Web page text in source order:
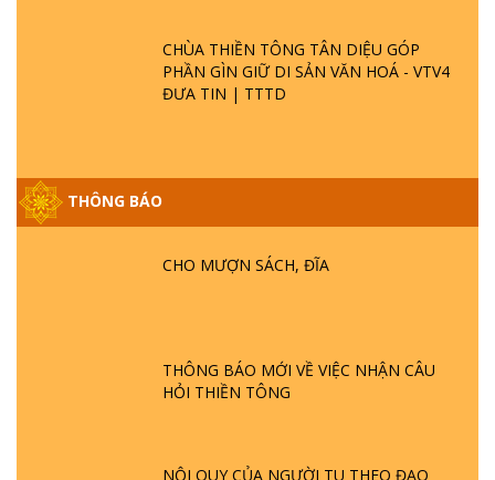
CHÙA THIỀN TÔNG TÂN DIỆU GÓP
PHẦN GÌN GIỮ DI SẢN VĂN HOÁ - VTV4
ĐƯA TIN | TTTD
THÔNG BÁO
CHO MƯỢN SÁCH, ĐĨA
THÔNG BÁO MỚI VỀ VIỆC NHẬN CÂU
HỎI THIỀN TÔNG
NỘI QUY CỦA NGƯỜI TU THEO ĐẠO
GIẢI ĐÁP ĐẶC BIỆT P25 - SUỐT 49 NĂM
PHẬT KHÔNG NÓI? HỘI LONG HOA LÀ
HỘI GÌ? TỬ VÌ ĐẠO
PHẬT GIỚI CÓ THỜI GIAN KHÔNG? |
TTTD
LÀ AI? QUỶ SA TĂNG? | TTTD